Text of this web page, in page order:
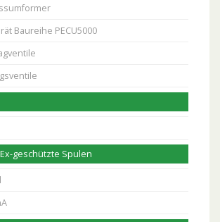
Baureihe PECU5000
geschützte Spulen